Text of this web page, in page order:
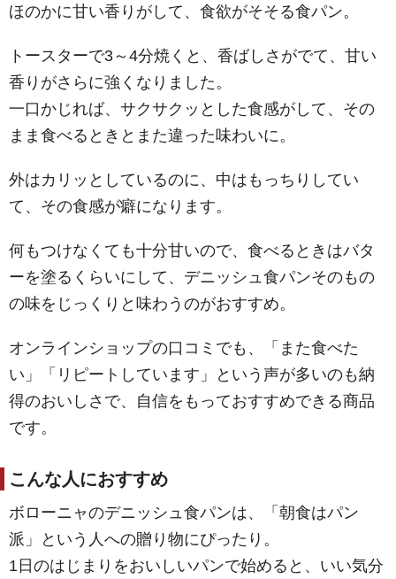
ほのかに甘い香りがして、食欲がそそる食パン。
トースターで3～4分焼くと、香ばしさがでて、甘い
香りがさらに強くなりました。
一口かじれば、サクサクッとした食感がして、その
まま食べるときとまた違った味わいに。
外はカリッとしているのに、中はもっちりしてい
て、その食感が癖になります。
何もつけなくても十分甘いので、食べるときはバタ
ーを塗るくらいにして、デニッシュ食パンそのもの
の味をじっくりと味わうのがおすすめ。
オンラインショップの口コミでも、「また食べた
い」「リピートしています」という声が多いのも納
得のおいしさで、自信をもっておすすめできる商品
です。
こんな人におすすめ
ボローニャのデニッシュ食パンは、「朝食はパン
派」という人への贈り物にぴったり。
1日のはじまりをおいしいパンで始めると、いい気分